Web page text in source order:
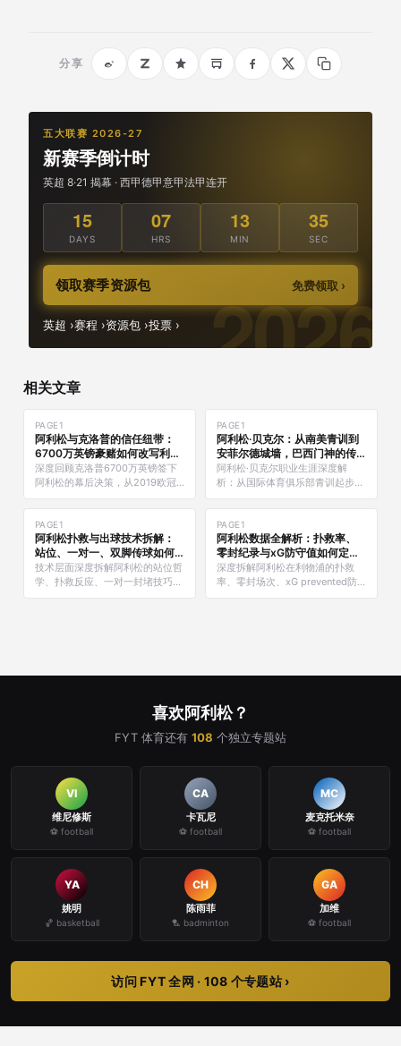
分享
五大联赛 2026-27
新赛季倒计时
英超 8·21 揭幕 · 西甲德甲意甲法甲连开
15
DAYS
07
HRS
13
MIN
35
SEC
领取赛季资源包 免费领取 ›
英超 ›赛程 ›资源包 ›投票 ›
相关文章
PAGE1
阿利松与克洛普的信任纽带：
6700万英镑豪赌如何改写利物
浦历史
深度回顾克洛普6700万英镑签下
阿利松的幕后决策，从2019欧冠
夺冠到英超首冠，剖析这对师徒搭
档如何彻底改变利物浦防守基因，
以及克洛普离别时刻的动人故事。
PAGE1
阿利松·贝克尔：从南美青训到
安菲尔德城墙，巴西门神的传
奇之路
阿利松·贝克尔职业生涯深度解
析：从国际体育俱乐部青训起步到
罗马欧冠奇迹之夜一战成名，利物
浦6680万英镑破门将转会纪录，
2019欧冠决赛马德里之夜封神，
英超三十年首冠核心功臣，2019
美洲杯最佳门将，清道夫门将战术
革命先锋，全面对比埃德森的英超
世纪门将对决。
PAGE1
阿利松扑救与出球技术拆解：
站位、一对一、双脚传球如何
重新定义门将标准
技术层面深度拆解阿利松的站位哲
学、扑救反应、一对一封堵技巧、
双脚出球能力与长传精度，解析他
PAGE1
阿利松数据全解析：扑救率、
零封纪录与xG防守值如何定义
世界级门将
深度拆解阿利松在利物浦的扑救
率、零封场次、xG prevented防
守值、点球扑救纪录及英超金手套
喜欢阿利松？
FYT 体育还有 108 个独立专题站
VI
维尼修斯
⚽ football
CA
卡瓦尼
⚽ football
MC
麦克托米奈
⚽ football
YA
姚明
🏀 basketball
CH
陈雨菲
🏸 badminton
GA
加维
⚽ football
访问 FYT 全网 · 108 个专题站 ›